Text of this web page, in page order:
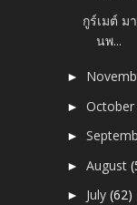
กูร์เมต์ ม
นพ...
►
►
►
►August
► July(62)